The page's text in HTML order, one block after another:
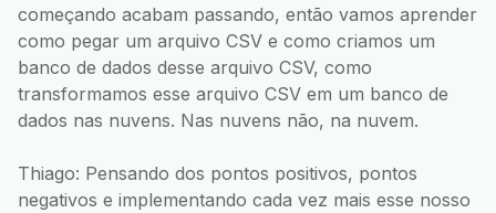
começando acabam passando, então vamos aprender
como pegar um arquivo CSV e como criamos um
banco de dados desse arquivo CSV, como
transformamos esse arquivo CSV em um banco de
dados nas nuvens. Nas nuvens não, na nuvem.
Thiago: Pensando dos pontos positivos, pontos
negativos e implementando cada vez mais esse nosso